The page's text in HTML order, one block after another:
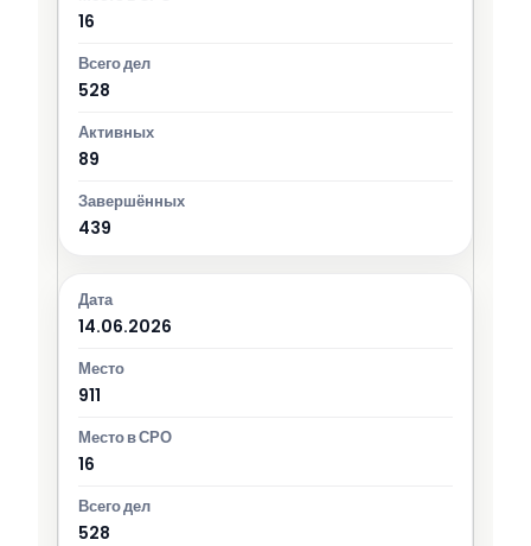
16
528
89
439
14.06.2026
911
16
528